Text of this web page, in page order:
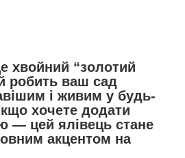
хвойний “золотий
робить ваш сад
і живим у будь-
хочете додати
— цей ялівець стане
акцентом на